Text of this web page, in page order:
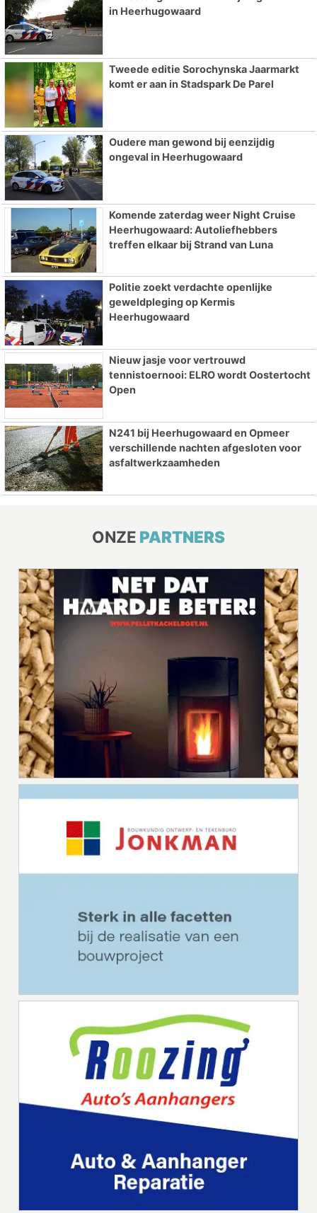
in Heerhugowaard
Tweede editie Sorochynska Jaarmarkt
komt er aan in Stadspark De Parel
Oudere man gewond bij eenzijdig
ongeval in Heerhugowaard
Komende zaterdag weer Night Cruise
Heerhugowaard: Autoliefhebbers
treffen elkaar bij Strand van Luna
Politie zoekt verdachte openlijke
geweldpleging op Kermis
Heerhugowaard
Nieuw jasje voor vertrouwd
tennistoernooi: ELRO wordt Oostertocht
Open
N241 bij Heerhugowaard en Opmeer
verschillende nachten afgesloten voor
asfaltwerkzaamheden
ONZE PARTNERS